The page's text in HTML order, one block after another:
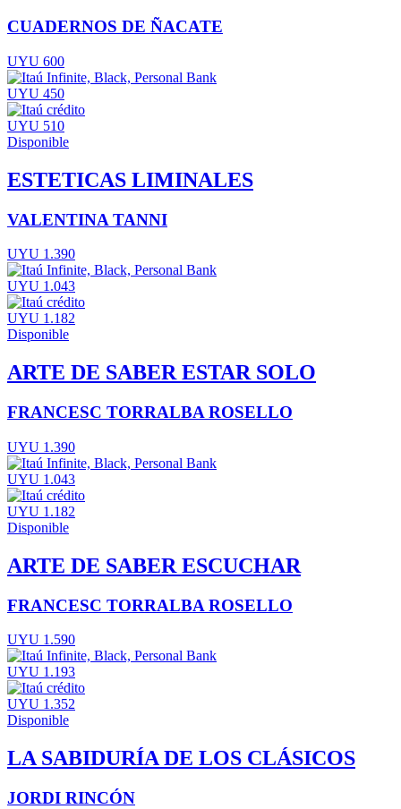
CUADERNOS DE ÑACATE
UYU 600
UYU 450
UYU 510
Disponible
ESTETICAS LIMINALES
VALENTINA TANNI
UYU 1.390
UYU 1.043
UYU 1.182
Disponible
ARTE DE SABER ESTAR SOLO
FRANCESC TORRALBA ROSELLO
UYU 1.390
UYU 1.043
UYU 1.182
Disponible
ARTE DE SABER ESCUCHAR
FRANCESC TORRALBA ROSELLO
UYU 1.590
UYU 1.193
UYU 1.352
Disponible
LA SABIDURÍA DE LOS CLÁSICOS
JORDI RINCÓN